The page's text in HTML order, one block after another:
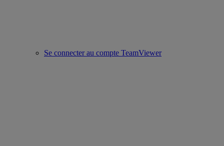
Se connecter au compte TeamViewer